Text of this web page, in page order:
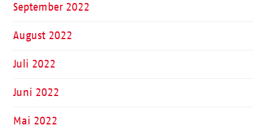
September 2022
August 2022
Juli 2022
Juni 2022
Mai 2022